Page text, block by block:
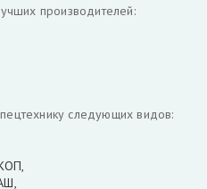
производителей:
следующих видов: